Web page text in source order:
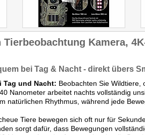
Tierbeobachtung Kamera,
bei Tag & Nacht - direkt übers
Tag und Nacht: Beobachten Sie Wildtiere,
Nanometer arbeitet nachts vollständig
natürlichen Rhythmus, während jede
Tiere bewegen sich oft nur für
sorgt dafür, dass Bewegungen